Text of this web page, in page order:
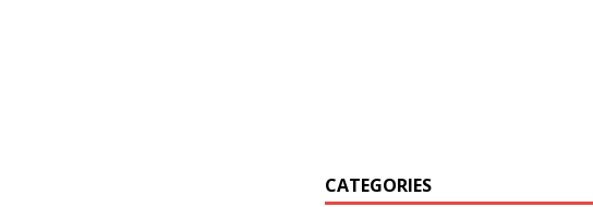
CATEGORIES